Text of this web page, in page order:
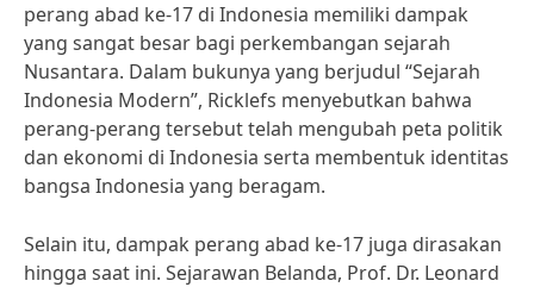
perang abad ke-17 di Indonesia memiliki dampak
yang sangat besar bagi perkembangan sejarah
Nusantara. Dalam bukunya yang berjudul “Sejarah
Indonesia Modern”, Ricklefs menyebutkan bahwa
perang-perang tersebut telah mengubah peta politik
dan ekonomi di Indonesia serta membentuk identitas
bangsa Indonesia yang beragam.
Selain itu, dampak perang abad ke-17 juga dirasakan
hingga saat ini. Sejarawan Belanda, Prof. Dr. Leonard